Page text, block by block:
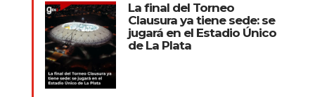
La final del Torneo
Clausura ya tiene sede: se
jugará en el Estadio Único
de La Plata